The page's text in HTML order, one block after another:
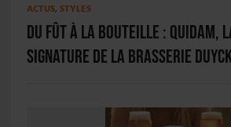
ACTUS, STYLES
Du fût à la bouteille : Quidam,
signature de la Brasserie